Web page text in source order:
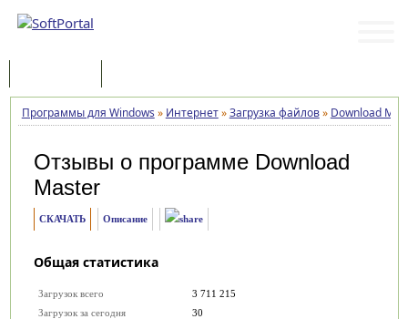
Программы для Windows » Интернет»Загрузка файлов» Download
Отзывы о программе Download
Master
СКАЧАТЬ Описание
Общая статистика
Загрузок всего
3 711 215
Загрузок за сегодня
30